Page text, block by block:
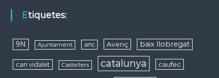
Etiquetes:
9N Ajuntament anc Avenç baix llobregat
can vidalet Castellers catalunya caufec